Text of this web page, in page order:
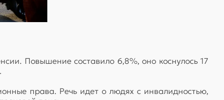
Повышение составило 6,8%, оно коснулось 17
права. Речь идет о людях с инвалидностью,